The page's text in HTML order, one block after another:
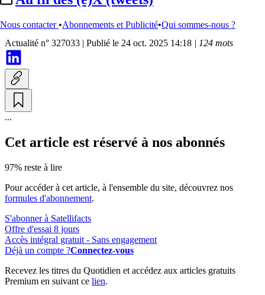
Nous contacter •Abonnements et Publicité•Qui sommes-nous ?
& Go deviennent les ...
Actualité n° 327033 | Publié le 24 oct. 2025 14:18 | 124 mots
...
Cet article est réservé à nos abonnés
97% reste à lire
Pour accéder à cet article, à l'ensemble du site, découvrez nos
formules d'abonnement.
S'abonner à Satellifacts
Offre d'essai 8 jours
Accès intégral gratuit - Sans engagement
Déjà un compte ?Connectez-vous
Recevez les titres du Quotidien et accédez aux articles gratuits
Premium en suivant ce lien.